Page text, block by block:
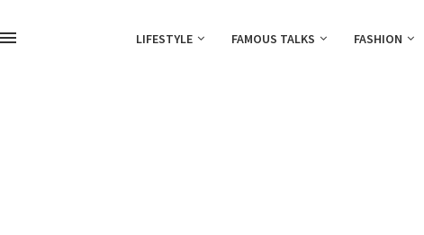
LIFESTYLE FAMOUS TALKS FASHION